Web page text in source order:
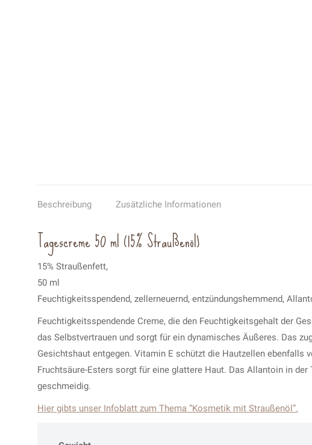
Beschreibung Zusätzliche Informationen
Tagescreme 50 ml (15% Straußenöl)
15% Straußenfett,
50 ml
Feuchtigkeitsspendend, zellerneuernd, entzündungshemmend,
Feuchtigkeitsspendende Creme, die den Feuchtigkeitsgehalt der
das Selbstvertrauen und sorgt für ein dynamisches Äußeres. Das
Gesichtshaut entgegen. Vitamin E schützt die Hautzellen ebenfalls
Fruchtsäure-Esters sorgt für eine glattere Haut. Das Allantoin in
geschmeidig.
Hier gibts unser Infoblatt zum Thema “Kosmetik mit Straußenöl”.